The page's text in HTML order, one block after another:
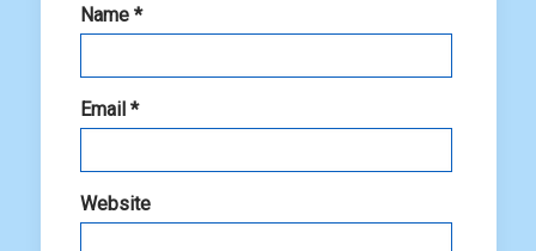
Name *
Email *
Website